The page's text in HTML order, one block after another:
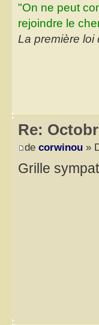
"On ne peut
rejoindre le
La première loi
Re:
de corwinou »
Grille